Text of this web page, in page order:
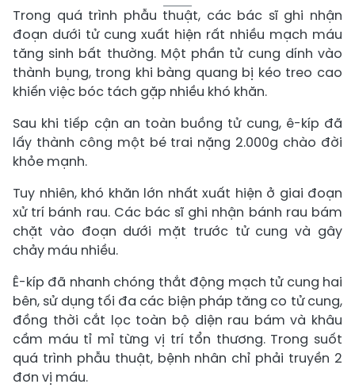
Trong quá trình phẫu thuật, các bác sĩ ghi nhận
đoạn dưới tử cung xuất hiện rất nhiều mạch máu
tăng sinh bất thường. Một phần tử cung dính vào
thành bụng, trong khi bàng quang bị kéo treo cao
khiến việc bóc tách gặp nhiều khó khăn.
Sau khi tiếp cận an toàn buồng tử cung, ê-kíp đã
lấy thành công một bé trai nặng 2.000g chào đời
khỏe mạnh.
Tuy nhiên, khó khăn lớn nhất xuất hiện ở giai đoạn
xử trí bánh rau. Các bác sĩ ghi nhận bánh rau bám
chặt vào đoạn dưới mặt trước tử cung và gây
chảy máu nhiều.
Ê-kíp đã nhanh chóng thắt động mạch tử cung hai
bên, sử dụng tối đa các biện pháp tăng co tử cung,
đồng thời cắt lọc toàn bộ diện rau bám và khâu
cầm máu tỉ mỉ từng vị trí tổn thương. Trong suốt
quá trình phẫu thuật, bệnh nhân chỉ phải truyền 2
đơn vị máu.